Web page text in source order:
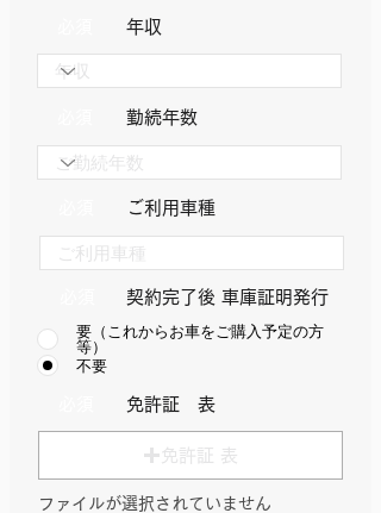
​年収
​勤続年数
ご利用車種
​契約完了後 車庫証明発行
要（これからお車をご購入予定の方
等）
不要
​免許証 表
免許証 表
ファイルが選択されていません